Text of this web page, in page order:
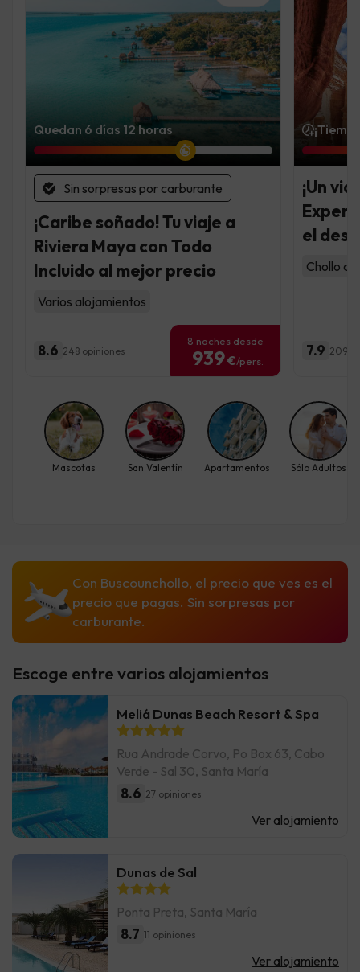
Con Buscounchollo, el precio que ves es el
precio que pagas. Sin sorpresas por
carburante.
Escoge entre varios alojamientos
Meliá Dunas Beach Resort & Spa
Rua Andrade Corvo, Po Box 63, Cabo
Verde - Sal 30, Santa María
8.6 27 opiniones
Ver alojamiento
Dunas de Sal
Ponta Preta, Santa María
8.7 11 opiniones
Ver alojamiento
Quedan 6 días 12 horas
Sin sorpresas por carburante
¡Caribe soñado! Tu viaje a
Riviera Maya con Todo
Incluido al mejor precio
Varios alojamientos
8.6 248 opiniones
8 noches desde
939€/pers.
¡Un
el
Chollo
7.9 209
Mascotas San Valentín Apartamentos Sólo Adultos